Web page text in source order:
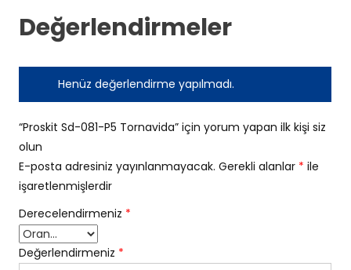
Değerlendirmeler
Henüz değerlendirme yapılmadı.
“Proskit Sd-081-P5 Tornavida” için yorum yapan ilk kişi siz
olun
E-posta adresiniz yayınlanmayacak. Gerekli alanlar * ile
işaretlenmişlerdir
Derecelendirmeniz *
Değerlendirmeniz *